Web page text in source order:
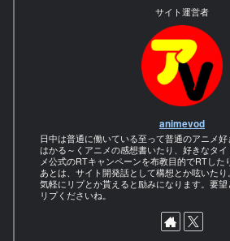
サイト運営者
animevod
日中は普通に働いている至って普通のアニメ
はかる～くアニメの感想書いたり、好きなタ
メ公式のRTキャンペーンを布教目的でRTした
あとは、サイト開発話として構想とか呟いたり。
気軽にリプとか貰えると励みになります。要
リプくださいね。